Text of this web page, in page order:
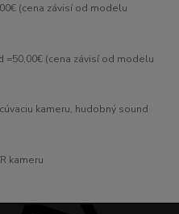
(cena závisí od modelu
=50,00€ (cena závisí od modelu
kameru, hudobný sound
kameru